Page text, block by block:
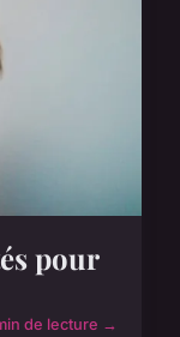
pour
de lecture →